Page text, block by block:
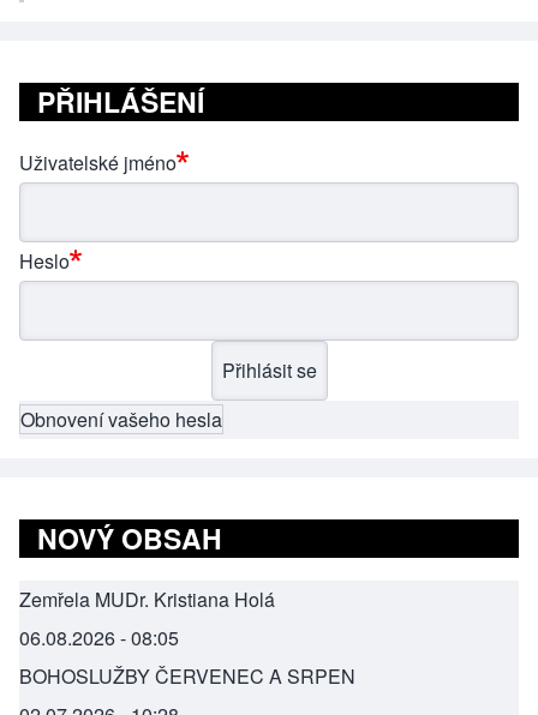
PŘIHLÁŠENÍ
Uživatelské jméno
Heslo
Obnovení vašeho hesla
NOVÝ OBSAH
Zemřela MUDr. Kristiana Holá
06.08.2026 - 08:05
BOHOSLUŽBY ČERVENEC A SRPEN